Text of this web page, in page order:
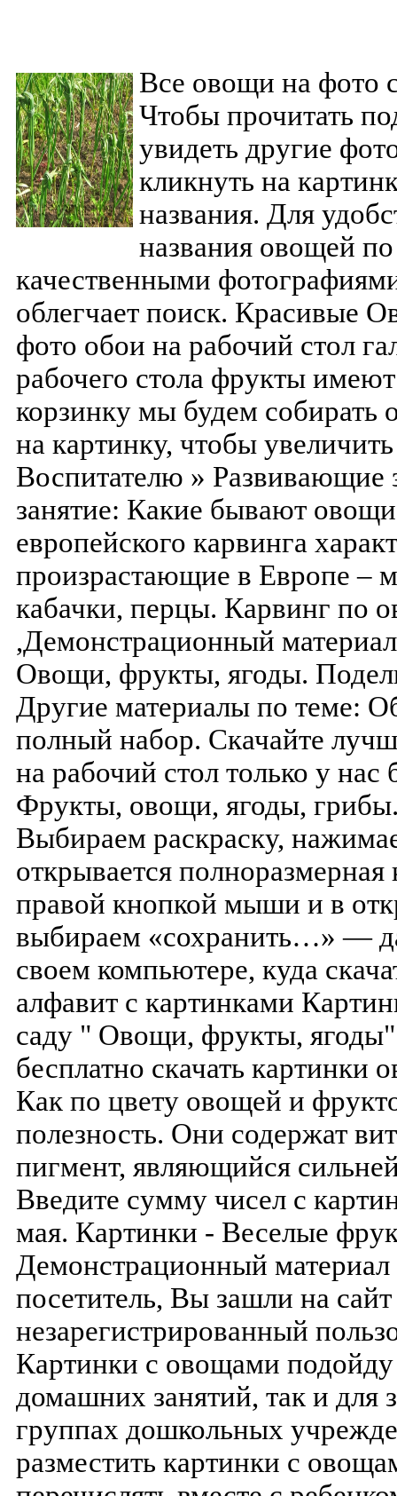
Все овощи на фото
Чтобы прочитать
увидеть другие
кликнуть на
названия. Для
названия овощей
качественными
облегчает поиск. Красивые
фото обои на рабочий стол
рабочего стола фрукты
корзинку мы будем
на картинку, чтобы
Воспитателю » Развивающие
занятие: Какие бывают
европейского карвинга
произрастающие в Европе –
кабачки, перцы. Карвинг по
,Демонстрационный
Овощи, фрукты, ягоды.
Другие материалы по теме:
полный набор. Скачайте
на рабочий стол только у нас
Фрукты, овощи, ягоды,
Выбираем раскраску,
открывается
правой кнопкой мыши и в
выбираем «сохранить…» —
своем компьютере, куда
алфавит с картинками
саду " Овощи, фрукты,
бесплатно скачать картинки
Как по цвету овощей и
полезность. Они содержат
пигмент, являющийся
Введите сумму чисел с
мая. Картинки - Веселые
Демонстрационный
посетитель, Вы зашли на сайт
незарегистрированный
Картинки с овощами подойду
домашних занятий, так и для
группах дошкольных
разместить картинки с